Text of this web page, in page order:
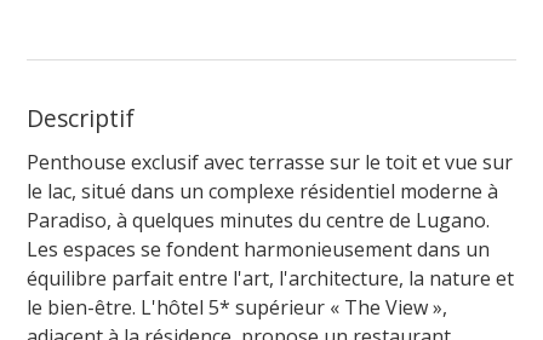
Descriptif
Penthouse exclusif avec terrasse sur le toit et vue sur
le lac, situé dans un complexe résidentiel moderne à
Paradiso, à quelques minutes du centre de Lugano.
Les espaces se fondent harmonieusement dans un
équilibre parfait entre l'art, l'architecture, la nature et
le bien-être. L'hôtel 5* supérieur « The View »,